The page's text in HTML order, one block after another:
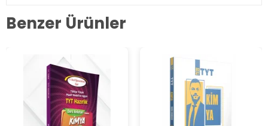
Benzer Ürünler